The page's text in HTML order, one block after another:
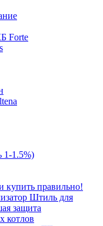
Forte
1-1.5%)
купить правильно!
Штиль для
защита
котлов